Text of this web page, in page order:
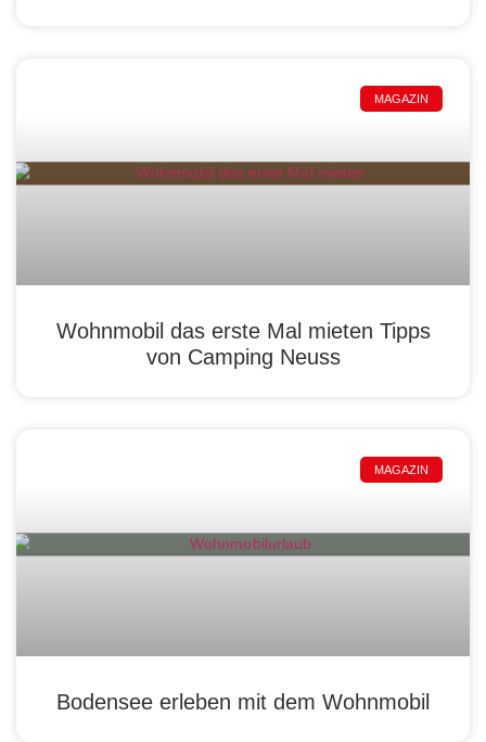
MAGAZIN
Wohnmobil das erste Mal mieten Tipps
von Camping Neuss
MAGAZIN
Bodensee erleben mit dem Wohnmobil